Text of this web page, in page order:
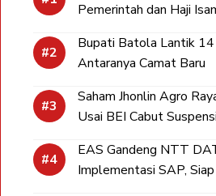
Pemerintah dan Haji
Bupati Batola Lantik
Antaranya Camat Baru
Saham Jhonlin Agro
Usai BEI Cabut Suspensi
EAS Gandeng NTT
Implementasi SAP,